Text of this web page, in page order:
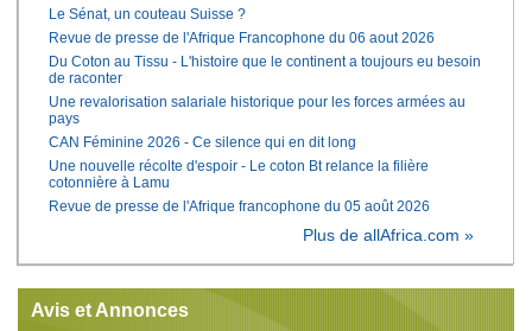
Le Sénat, un couteau Suisse ?
Revue de presse de l'Afrique Francophone du 06 aout 2026
Du Coton au Tissu - L'histoire que le continent a toujours eu besoin
de raconter
Une revalorisation salariale historique pour les forces armées au
pays
CAN Féminine 2026 - Ce silence qui en dit long
Une nouvelle récolte d'espoir - Le coton Bt relance la filière
cotonnière à Lamu
Revue de presse de l'Afrique francophone du 05 août 2026
Plus de allAfrica.com »
Avis et Annonces